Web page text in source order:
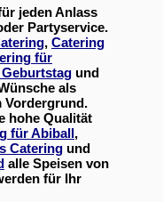
jeden Anlass
Partyservice.
, Catering
für
und
als
Vordergrund.
hohe Qualität
für Abiball ,
Catering und
alle Speisen von
für Ihr